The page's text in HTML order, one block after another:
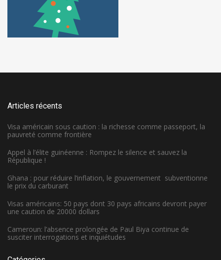
Articles récents
Visa américain sous caution : la richesse comme passeport, la
pauvreté comme frontière
Appel à l’élite guinéenne : Rompez le silence et sauvez la
République !
Ghana : pour réduire l’inflation, le gouvernement subventionne
le prix du carburant
Visas américains: 50 pays dont 30 pays africains devront payer
une caution de 20000 dollars
Cameroun: l’absence prolongée de Paul Biya continue de
susciter interrogations et inquiétudes